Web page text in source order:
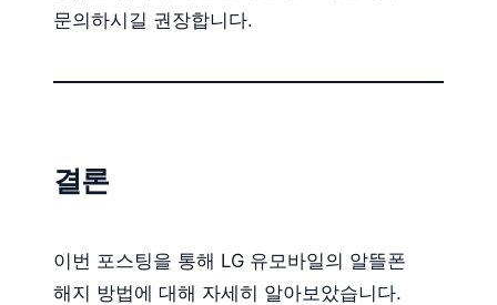
문의하시길 권장합니다.
결론
이번 포스팅을 통해 LG 유모바일의 알뜰폰
해지 방법에 대해 자세히 알아보았습니다.